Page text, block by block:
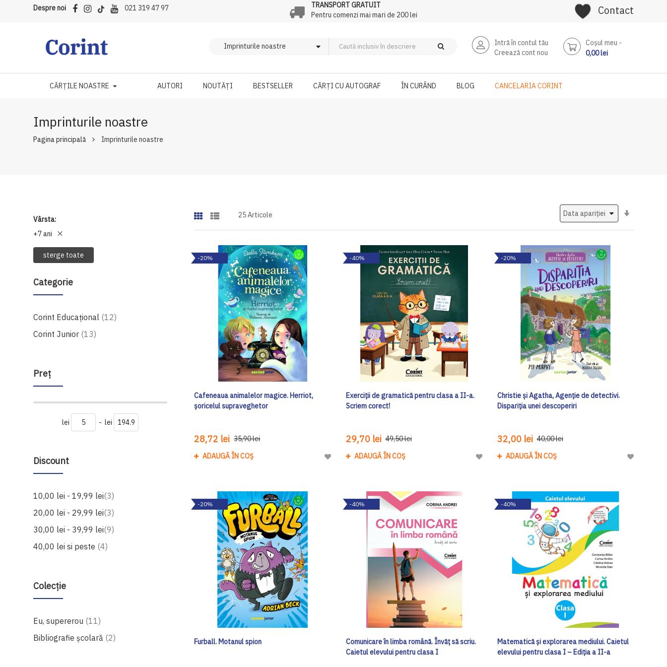
Despre noi 021 319 47 97
TRANSPORT GRATUIT
Pentru comenzi mai mari de 200 lei
Contact
Intră în contul tău
Creează cont nou
Coşul meu
0,00 lei
CĂRȚILE NOASTRE AUTORI NOUTĂȚI BESTSELLER CĂRȚI CU AUTOGRAF ÎN CURÂND BLOG CANCELARIA CORINT
Imprinturile noastre
Pagina principală Imprinturile noastre
Vârsta
+7 ani
sterge toate
Categorie
Corint Educațional 12produse
Corint Junior 13produse
Preţ
lei - lei
Discount
10,00 lei -19,99 lei 3produse
20,00 lei - 29,99 lei 3produse
30,00 lei - 39,99 lei 9produse
40,00 lei si peste 4produse
Colecție
Eu, supererou 11produse
Bibliografie școlară 2produse
25Articole
-20%
Cafeneaua animalelor magice. Herriot,
șoricelul supraveghetor
28,72 lei 35,90 lei
ADAUGĂ ÎN COȘ
Adaugă
Dorinte
-40%
Exerciții de gramatică pentru clasa a II-a.
Scriem corect!
29,70 lei 49,50 lei
ADAUGĂ ÎN COȘ
Adaugă
Dorinte
-20%
Christie și Agatha, Agenție de detectivi.
Dispariția unei descoperiri
32,00 lei 40,00 lei
ADAUGĂ ÎN COȘ
Adaugă
-20%
Furball. Motanul spion
-40%
Comunicare în limba română. Învăț să scriu.
Caietul elevului pentru clasa I
-40%
Matematică și explorarea mediului. Caietul
elevului pentru clasa I – Ediția a II-a